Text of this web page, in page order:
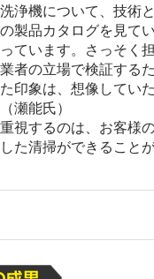
浄機について、技術
の製品カタログを見
ています。さっそく
者の立場で検証する
た印象は、想像して
瀬能氏）
重視するのは、お客
た清掃ができること